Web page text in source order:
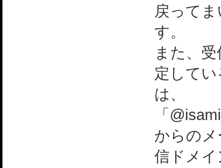
戻って
す。
また、
定して
は、
「
からの
信ドメ